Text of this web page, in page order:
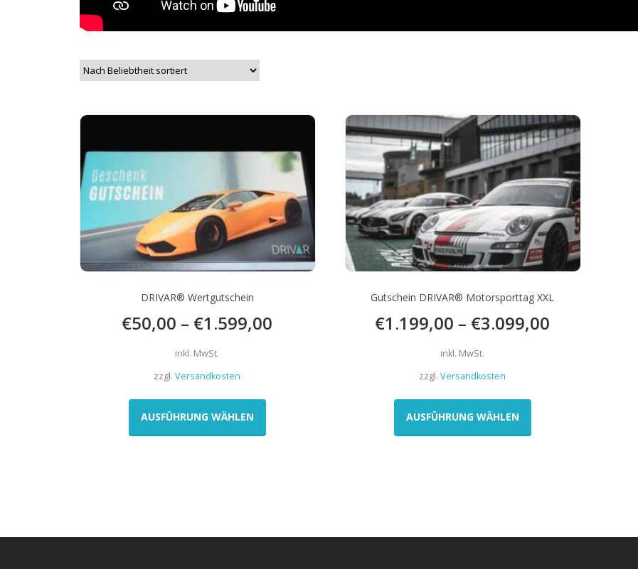
DRIVAR® Wertgutschein
€50,00 – €1.599,00
inkl. MwSt.
zzgl.Versandkosten
AUSFÜHRUNG WÄHLEN
Dieses
Gutschein DRIVAR® Motorsporttag XXL
€1.199,00 – €3.099,00
inkl. MwSt.
zzgl.Versandkosten
AUSFÜHRUNG WÄHLEN
Dieses